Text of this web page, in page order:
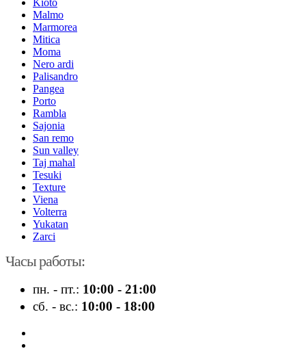
Malmo
Marmorea
Mitica
Moma
Nero ardi
Palisandro
Pangea
Porto
Rambla
Sajonia
San remo
Sun valley
Taj mahal
Tesuki
Texture
Viena
Volterra
Yukatan
Zarci
Часы работы:
пн. - пт.: 10:00 - 21:00
сб. - вс.: 10:00 - 18:00